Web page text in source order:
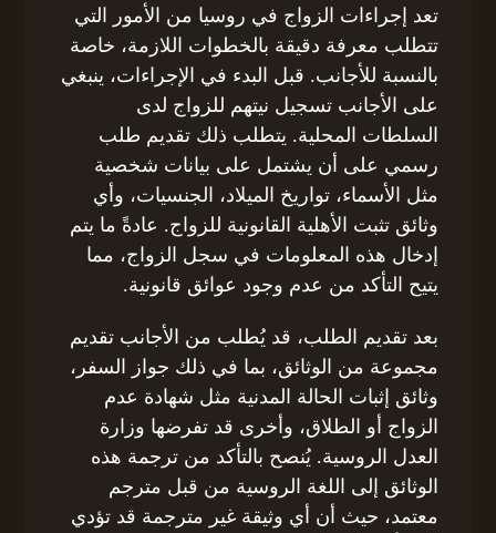
تعد إجراءات الزواج في روسيا من الأمور التي
تتطلب معرفة دقيقة بالخطوات اللازمة، خاصة
بالنسبة للأجانب. قبل البدء في الإجراءات، ينبغي
على الأجانب تسجيل نيتهم للزواج لدى
السلطات المحلية. يتطلب ذلك تقديم طلب
رسمي على أن يشتمل على بيانات شخصية
مثل الأسماء، تواريخ الميلاد، الجنسيات، وأي
وثائق تثبت الأهلية القانونية للزواج. عادةً ما يتم
إدخال هذه المعلومات في سجل الزواج، مما
يتيح التأكد من عدم وجود عوائق قانونية.
بعد تقديم الطلب، قد يُطلب من الأجانب تقديم
مجموعة من الوثائق، بما في ذلك جواز السفر،
وثائق إثبات الحالة المدنية مثل شهادة عدم
الزواج أو الطلاق، وأخرى قد تفرضها وزارة
العدل الروسية. يُنصح بالتأكد من ترجمة هذه
الوثائق إلى اللغة الروسية من قبل مترجم
معتمد، حيث أن أي وثيقة غير مترجمة قد تؤدي